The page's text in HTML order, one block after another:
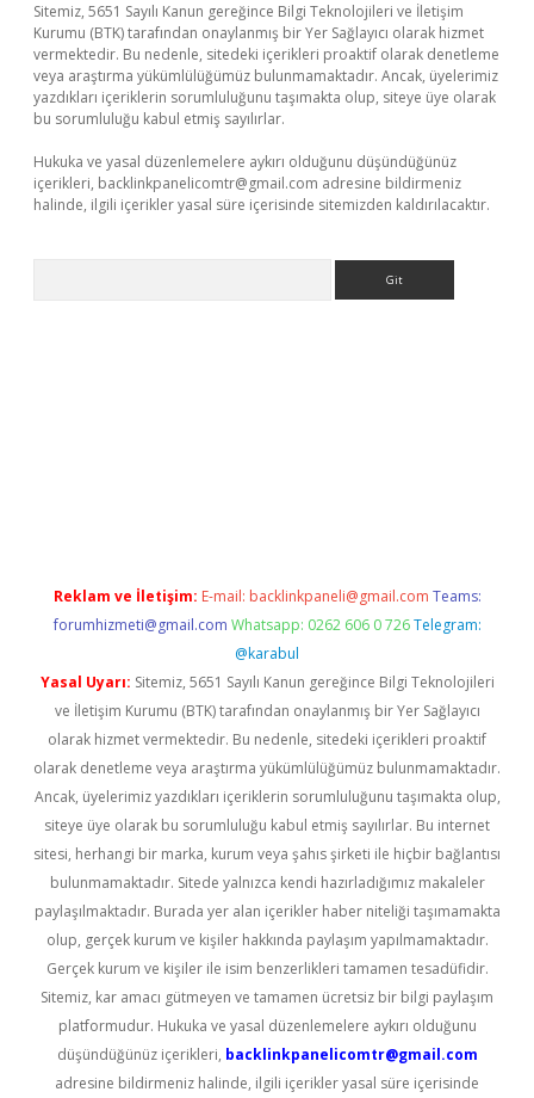
Sitemiz, 5651 Sayılı Kanun gereğince Bilgi Teknolojileri ve İletişim
Kurumu (BTK) tarafından onaylanmış bir Yer Sağlayıcı olarak hizmet
vermektedir. Bu nedenle, sitedeki içerikleri proaktif olarak denetleme
veya araştırma yükümlülüğümüz bulunmamaktadır. Ancak, üyelerimiz
yazdıkları içeriklerin sorumluluğunu taşımakta olup, siteye üye olarak
bu sorumluluğu kabul etmiş sayılırlar.
Hukuka ve yasal düzenlemelere aykırı olduğunu düşündüğünüz
içerikleri, backlinkpanelicomtr@gmail.com adresine bildirmeniz
halinde, ilgili içerikler yasal süre içerisinde sitemizden kaldırılacaktır.
Reklam ve İletişim: E-mail: backlinkpaneli@gmail.com Teams:
forumhizmeti@gmail.com Whatsapp: 0262 606 0 726 Telegram:
@karabul
Yasal Uyarı: Sitemiz, 5651 Sayılı Kanun gereğince Bilgi Teknolojileri
ve İletişim Kurumu (BTK) tarafından onaylanmış bir Yer Sağlayıcı
olarak hizmet vermektedir. Bu nedenle, sitedeki içerikleri proaktif
olarak denetleme veya araştırma yükümlülüğümüz bulunmamaktadır.
Ancak, üyelerimiz yazdıkları içeriklerin sorumluluğunu taşımakta olup,
siteye üye olarak bu sorumluluğu kabul etmiş sayılırlar. Bu internet
sitesi, herhangi bir marka, kurum veya şahıs şirketi ile hiçbir bağlantısı
bulunmamaktadır. Sitede yalnızca kendi hazırladığımız makaleler
paylaşılmaktadır. Burada yer alan içerikler haber niteliği taşımamakta
olup, gerçek kurum ve kişiler hakkında paylaşım yapılmamaktadır.
Gerçek kurum ve kişiler ile isim benzerlikleri tamamen tesadüfidir.
Sitemiz, kar amacı gütmeyen ve tamamen ücretsiz bir bilgi paylaşım
platformudur. Hukuka ve yasal düzenlemelere aykırı olduğunu
düşündüğünüz içerikleri, backlinkpanelicomtr@gmail.com
adresine bildirmeniz halinde, ilgili içerikler yasal süre içerisinde